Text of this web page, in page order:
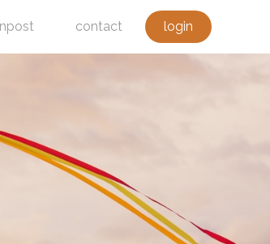
contact login